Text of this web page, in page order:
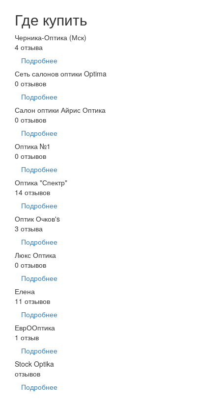
Где купить
Черника-Оптика (Мск)
4 отзыва
Подробнее
Сеть салонов оптики Optima
0 отзывов
Подробнее
Салон оптики Айрис Оптика
0 отзывов
Подробнее
Оптика №1
0 отзывов
Подробнее
Оптика "Спектр"
14 отзывов
Подробнее
Оптик Очков's
3 отзыва
Подробнее
Люкс Оптика
0 отзывов
Подробнее
Елена
11 отзывов
Подробнее
ЕврООптика
1 отзыв
Подробнее
Stock Optika
отзывов
Подробнее